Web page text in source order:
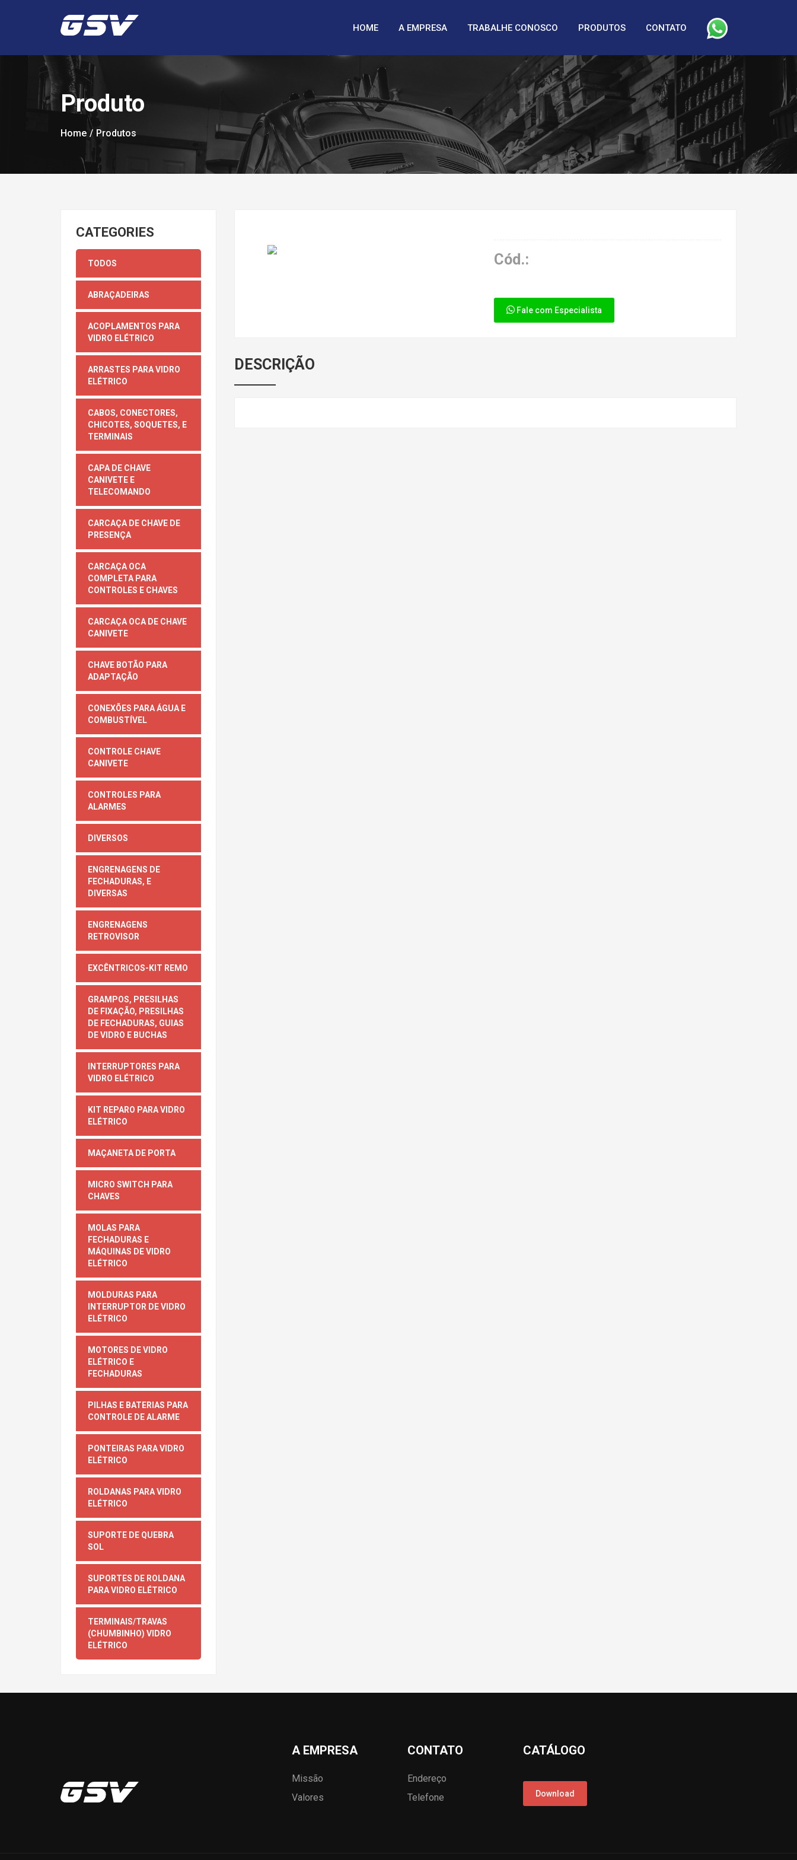
HOME A EMPRESA TRABALHE CONOSCO PRODUTOS CONTATO
Produto
Home Produtos
CATEGORIES
TODOS
ABRAÇADEIRAS
ACOPLAMENTOS PARA
VIDRO ELÉTRICO
ARRASTES PARA VIDRO
ELÉTRICO
CABOS, CONECTORES,
CHICOTES, SOQUETES, E
TERMINAIS
CAPA DE CHAVE
CANIVETE E
TELECOMANDO
CARCAÇA DE CHAVE DE
PRESENÇA
CARCAÇA OCA
COMPLETA PARA
CONTROLES E CHAVES
CARCAÇA OCA DE CHAVE
CANIVETE
CHAVE BOTÃO PARA
ADAPTAÇÃO
CONEXÕES PARA ÁGUA E
COMBUSTÍVEL
CONTROLE CHAVE
CANIVETE
CONTROLES PARA
ALARMES
DIVERSOS
ENGRENAGENS DE
FECHADURAS, E
DIVERSAS
ENGRENAGENS
RETROVISOR
EXCÊNTRICOS-KIT REMO
GRAMPOS, PRESILHAS
DE FIXAÇÃO, PRESILHAS
DE FECHADURAS, GUIAS
DE VIDRO E BUCHAS
INTERRUPTORES PARA
VIDRO ELÉTRICO
KIT REPARO PARA VIDRO
ELÉTRICO
MAÇANETA DE PORTA
MICRO SWITCH PARA
CHAVES
MOLAS PARA
FECHADURAS E
MÁQUINAS DE VIDRO
ELÉTRICO
MOLDURAS PARA
INTERRUPTOR DE VIDRO
ELÉTRICO
MOTORES DE VIDRO
ELÉTRICO E
FECHADURAS
PILHAS E BATERIAS PARA
CONTROLE DE ALARME
PONTEIRAS PARA VIDRO
ELÉTRICO
ROLDANAS PARA VIDRO
ELÉTRICO
SUPORTE DE QUEBRA
SOL
SUPORTES DE ROLDANA
PARA VIDRO ELÉTRICO
TERMINAIS/TRAVAS
(CHUMBINHO) VIDRO
ELÉTRICO
Cód.:
Fale com Especialista
DESCRIÇÃO
A EMPRESA
Missão
Valores
CONTATO
Endereço
Telefone
CATÁLOGO
Download